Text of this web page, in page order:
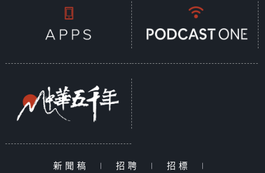
新聞稿 | 招聘 | 招標
|